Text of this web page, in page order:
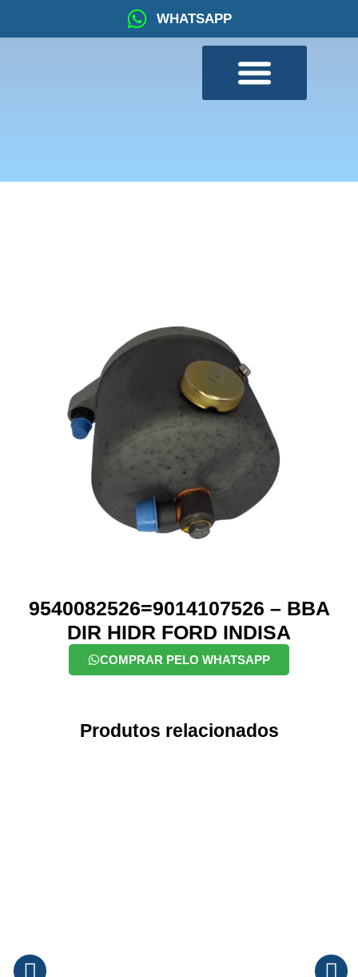
WHATSAPP
9540082526=9014107526 – BBA
DIR HIDR FORD INDISA
COMPRAR PELO WHATSAPP
Produtos relacionados